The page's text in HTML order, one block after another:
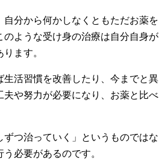
分から何かしなくともただお薬を
ような受け身の治療は自分自身が
ます。
活習慣を改善したり、今までと異
や努力が必要になり、お薬と比べ
つ治っていく」というものではな
必要があるのです。